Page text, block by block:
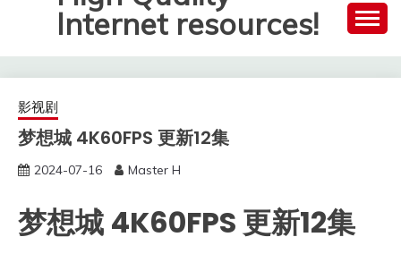
Internet resources!
影视剧
梦想城 4K60FPS 更新12集
2024-07-16 Master H
梦想城 4K60FPS 更新12集